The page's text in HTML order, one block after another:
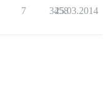
7 3458
25.03.2014